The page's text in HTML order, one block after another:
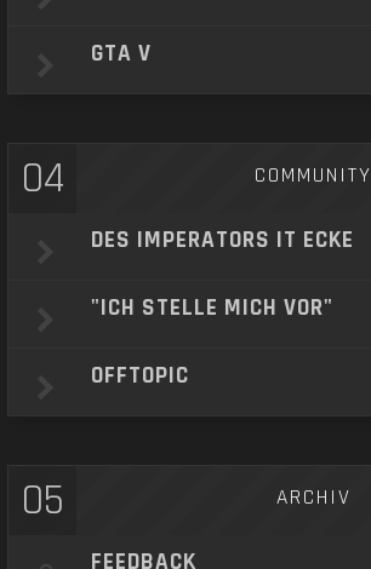
GTA V
04 COMMUNITY
DES IMPERATORS IT ECKE
"ICH STELLE MICH VOR"
OFFTOPIC
05 ARCHIV
FEEDBACK